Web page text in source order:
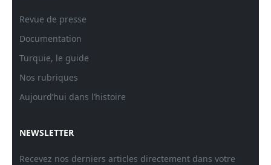
Revue de presse
Documentation
Turquie, le guide
Nos rubriques
Aujourd’hui dans l’histoire
NEWSLETTER
Recevez nos derniers articles directement dans votre